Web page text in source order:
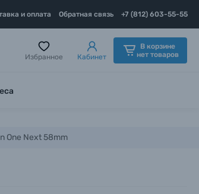
и оплата Обратная связь +7 (812) 603-55-55
Избранное Кабинет
В корзине
нет товаров
One Next 58mm